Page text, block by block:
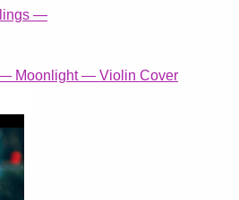
—
Moonlight — Violin Cover